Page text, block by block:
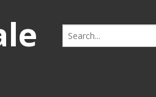
Search
for: